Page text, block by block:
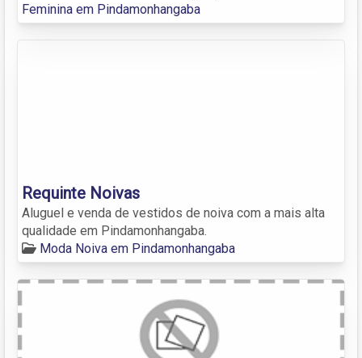
Feminina em Pindamonhangaba
Requinte Noivas
Aluguel e venda de vestidos de noiva com a mais alta
qualidade em Pindamonhangaba.
Moda Noiva em Pindamonhangaba